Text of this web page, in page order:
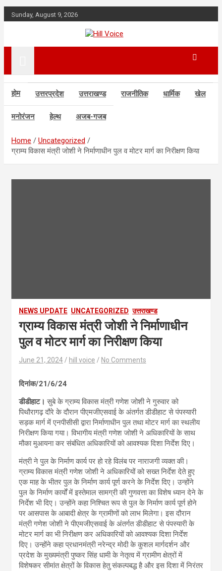
Skip
to
Sunday, August 9, 2026
Hill Voice
होम उत्तरप्रदेश उत्तराखण्ड राजनीतिक धार्मिक खेल
मनोरंजन हेल्थ अजब-गजब
Home
Uncategorized
ग्राम्य विकास मंत्री जोशी ने निर्माणाधीन पुल व मोटर मार्ग का निरीक्षण किया
NEWS UPDATE UNCATEGORIZED उत्तराखण्ड
ग्राम्य विकास मंत्री जोशी ने निर्माणाधीन
पुल व मोटर मार्ग का निरीक्षण किया
June 21, 2024 hill voice No Comments
दिनांक/21/6/24
डीडीहाट। सुबे के ग्राम्य विकास मंत्री गणेश जोशी ने गुरुवार को
पिथौरागढ़ दौरे के दौरान पीएमजीएसवाई के अंतर्गत डीडीहाट से पंपस्यारी
सड़क मार्ग में एनपीसीसी द्वारा निर्माणाधीन पुल तथा मोटर मार्ग का स्थलीय
निरीक्षण किया गया। विभागीय मंत्री गणेश जोशी ने अधिकारियों के साथ
मौका मुआयना कर संबंधित अधिकारियों को आवश्यक दिशा निर्देश दिए।
मंत्री ने पुल के निर्माण कार्य पर हो रहे विलंब पर नाराजगी व्यक्त की।
ग्राम्य विकास मंत्री गणेश जोशी ने अधिकारियों को सख्त निर्देश देते हुए
एक माह के भीतर पुल के निर्माण कार्य पूर्ण करने के निर्देश दिए। उन्होंने
पुल के निर्माण कार्यों में इस्तेमाल सामग्री की गुणवत्ता का विशेष ध्यान देने के
निर्देश भी दिए। उन्होंने कहा निश्चित रूप से पुल के निर्माण कार्य पूर्ण होने
पर आसपास के आबादी क्षेत्र के ग्रामीणों को लाभ मिलेगा। इस दौरान
मंत्री गणेश जोशी ने पीएमजीएसवाई के अंतर्गत डीडीहाट से पंपस्यारी के
मोटर मार्ग का भी निरीक्षण कर अधिकारियों को आवश्यक दिशा निर्देश
दिए। उन्होंने कहा प्रधानमंत्री नरेन्द्र मोदी के कुशल मार्गदर्शन और
प्रदेश के मुख्यमंत्री पुष्कर सिंह धामी के नेतृत्व में ग्रामीण क्षेत्रों में
विशेषकर सीमांत क्षेत्रों के विकास हेतु संकल्पबद्ध है और इस दिशा में निरंतर